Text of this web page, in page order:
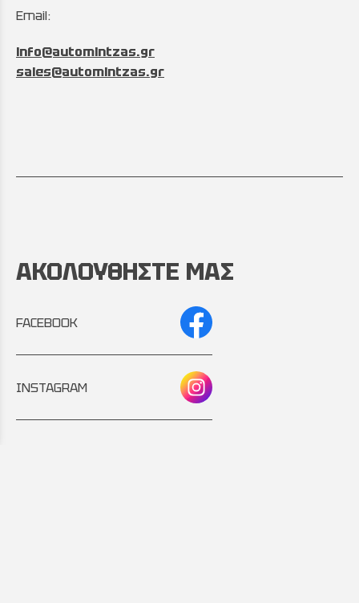
Email:
info@automintzas.gr
sales@automintzas.gr
ΑΚΟΛΟΥΘΗΣΤΕ ΜΑΣ
FACEBOOK
INSTAGRAM